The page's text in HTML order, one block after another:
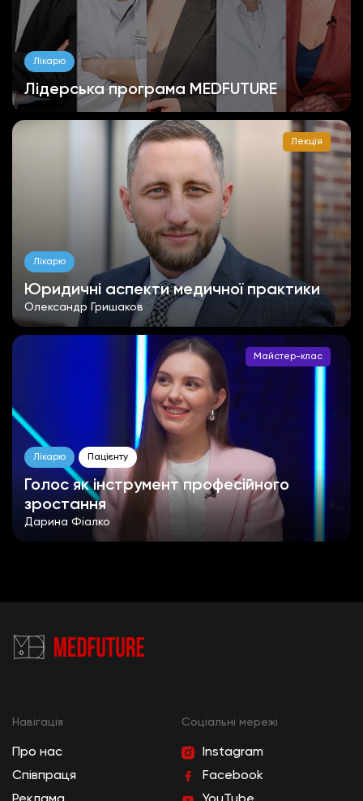
Лікарю
Лідерська програма MEDFUTURE
Лекція
Лікарю
Юридичні аспекти медичної практики
Олександр Гришаков
Майстер-клас
Лікарю Пацієнту
Голос як інструмент професійного
зростання
Дарина Фіалко
Навігація
Про нас
Співпраця
Cоціальні мережі
Instagram
Facebook